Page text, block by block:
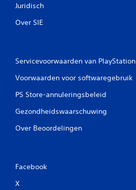
Juridisch
Over SIE
Servicevoorwaarden van PlayStation
Voorwaarden voor softwaregebruik
PS Store-annuleringsbeleid
Gezondheidswaarschuwing
Over Beoordelingen
Facebook
X